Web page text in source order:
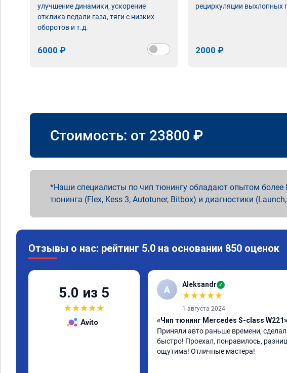
улучшение динамики, ускорение
отклика педали газа, тяги с низких
оборотов и т.д.
6000 ₽
рециркуляции выхлопных
2000 ₽
Стоимость: от 23800 ₽
Наши специалисты по чип тюнингу обладают опытом
тюнинга (Flex, Kess 3, Autotuner, Bitbox) и диагностики
Отзывы о нас: рейтинг 5.0 на основании 850 оценок
5.0 из 5
★★★★★
Avito
A Aleksandr ✓
★★★★★
1 августа 2024
«Чип тюнинг Mercedes S-class W221»
Приняли авто раньше времени,
быстро! Проехал, понравилось,
ощутима! Отличные мастера!